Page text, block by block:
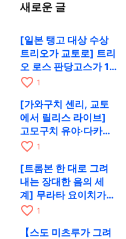
새로운 글
[일본 탱고 대상 수상
트리오가 교토로] 트리
오 로스 판당고스가 10
월 9일 RAG에서 공연
favorite_border 1
[가와구치 센리, 교토
에서 릴리스 라이브]
고모구치 유야·다카하
시 요시키·도모다 준과
favorite_border 1
[트롬본 한 대로 그려
내는 장대한 음의 세
계] 무라타 요이치가
CD 발매 기념 투어로
favorite_border 1
【스도 미츠루가 그려